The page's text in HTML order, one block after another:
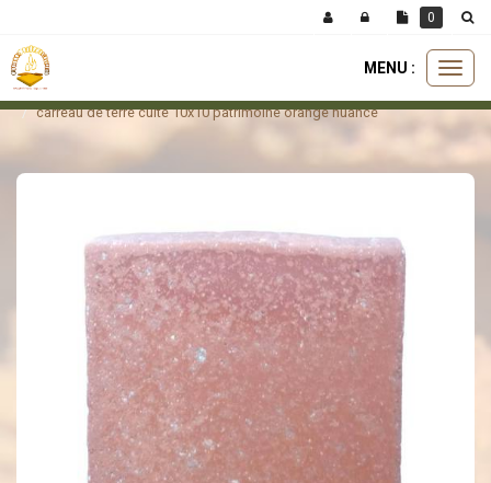
menu
MENU :
carreaux
carreau de terre cuite 10x10 patrimoine orange nuancé
0